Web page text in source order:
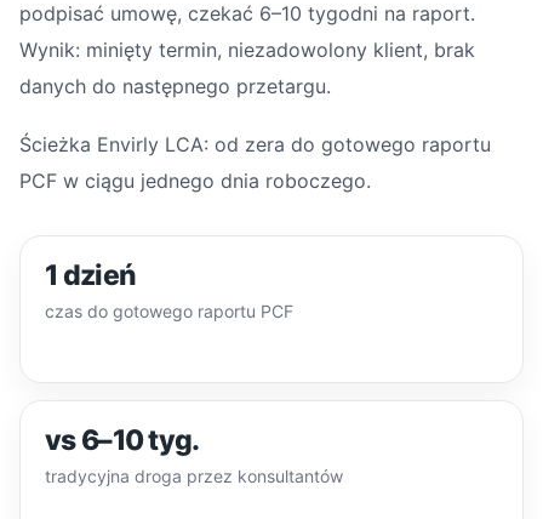
podpisać umowę, czekać 6–10 tygodni na raport.
Wynik: minięty termin, niezadowolony klient, brak
danych do następnego przetargu.
Ścieżka Envirly LCA: od zera do gotowego raportu
PCF w ciągu jednego dnia roboczego.
1 dzień
czas do gotowego raportu PCF
vs 6–10 tyg.
tradycyjna droga przez konsultantów